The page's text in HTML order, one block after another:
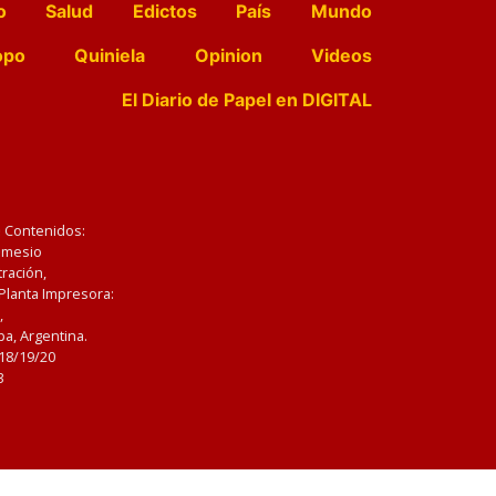
Salud Edictos País
Mundo
Quiniela Opinion
Videos
El Diario de Papel en DIGITAL
Impresora:
Argentina.
19/20